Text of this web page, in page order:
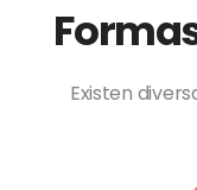
Existen